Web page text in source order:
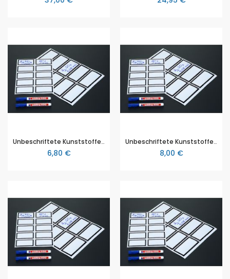
Unbeschriftete Kunststoffetiketten, Bogen mit 10 Stück, Nach DIN 12069 C, Größe: 74 x 37 mm, für Flaschen ab 100 ml
6,80 €
Unbeschriftete Kunststoffetiketten, 10 Stück, nach DIN 12069 C, 105 x 52 mm, für Flaschen ab 500 ml
8,00 €